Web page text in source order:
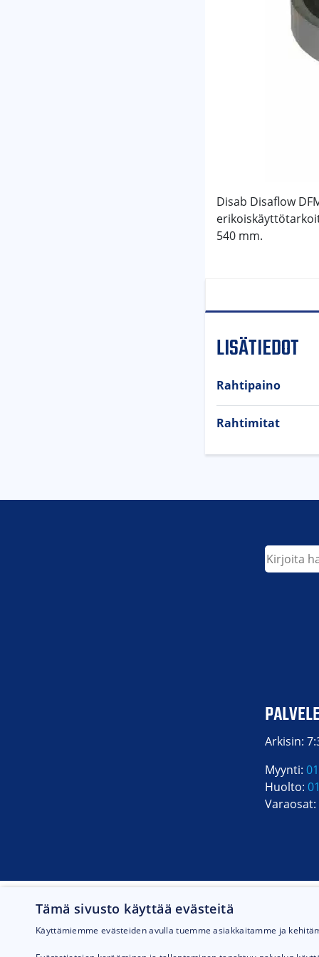
LISÄTIEDOT
Rahtipaino
Rahtimitat
Disab Disaflow
540 mm.
Arkisin:
Myynti:
Huolto:
Varaosat:
Tämä sivusto käyttää evästeitä
Käyttämiemme evästeiden avulla tuemme asiakkaitamme ja